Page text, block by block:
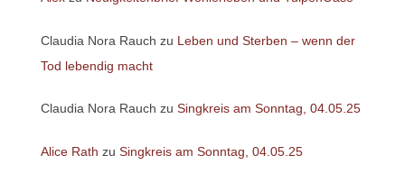
Claudia Nora Rauch zu Leben und Sterben – wenn der
Tod lebendig macht
Claudia Nora Rauch zu Singkreis am Sonntag, 04.05.25
Alice Rath zu Singkreis am Sonntag, 04.05.25